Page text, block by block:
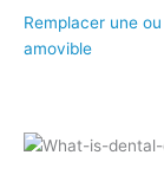
Remplacer une
amovible